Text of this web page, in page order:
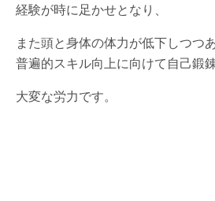
経験が時に足かせとなり、
また頭と身体の体力が低下しつつ
普遍的スキル向上に向けて自己鍛
大変な労力です。